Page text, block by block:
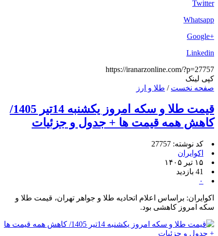
Twitter
Whatsapp
+Google
Linkedin
https://iranarzonline.com/?p=27757
کپی لینک
صفحه نخست / طلا و ارز
قیمت طلا و سکه امروز یکشنبه 14تیر 1405/
کاهش همه قیمت ها + جدول و جزئیات
کد نوشته: 27757
اکوایران
۱۵ تیر ۱۴۰۵
41 بازدید
۰
اکوایران: براساس اعلام اتحادیه طلا و جواهر تهران، قیمت طلا و
سکه امروز کاهشی بود.